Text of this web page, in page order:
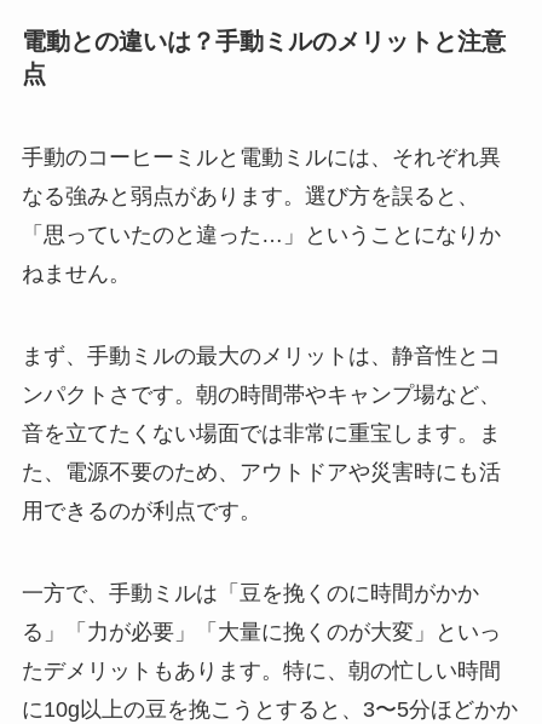
電動との違いは？手動ミルのメリットと注意
点
手動のコーヒーミルと電動ミルには、それぞれ異
なる強みと弱点があります。選び方を誤ると、
「思っていたのと違った…」ということになりか
ねません。
まず、手動ミルの最大のメリットは、静音性とコ
ンパクトさです。朝の時間帯やキャンプ場など、
音を立てたくない場面では非常に重宝します。ま
た、電源不要のため、アウトドアや災害時にも活
用できるのが利点です。
一方で、手動ミルは「豆を挽くのに時間がかか
る」「力が必要」「大量に挽くのが大変」といっ
たデメリットもあります。特に、朝の忙しい時間
に10g以上の豆を挽こうとすると、3〜5分ほどかか